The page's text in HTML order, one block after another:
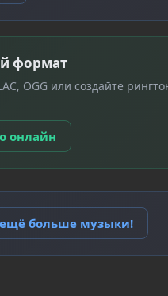
формат
OGG или создайте
онлайн
больше музыки!